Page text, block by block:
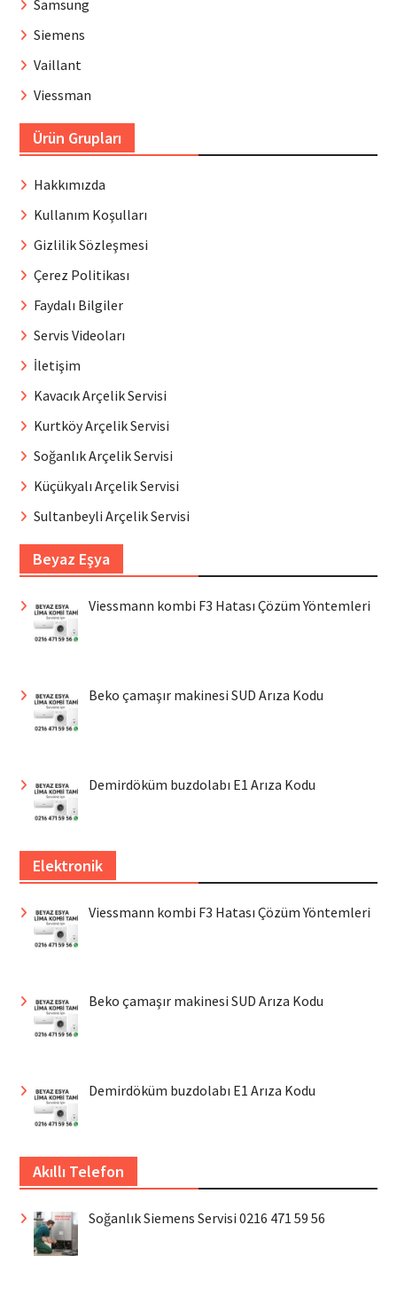
Samsung
Siemens
Vaillant
Viessman
Ürün Grupları
Hakkımızda
Kullanım Koşulları
Gizlilik Sözleşmesi
Çerez Politikası
Faydalı Bilgiler
Servis Videoları
İletişim
Kavacık Arçelik Servisi
Kurtköy Arçelik Servisi
Soğanlık Arçelik Servisi
Küçükyalı Arçelik Servisi
Sultanbeyli Arçelik Servisi
Beyaz Eşya
Viessmann kombi F3 Hatası Çözüm Yöntemleri
Beko çamaşır makinesi SUD Arıza Kodu
Demirdöküm buzdolabı E1 Arıza Kodu
Elektronik
Viessmann kombi F3 Hatası Çözüm Yöntemleri
Beko çamaşır makinesi SUD Arıza Kodu
Demirdöküm buzdolabı E1 Arıza Kodu
Akıllı Telefon
Soğanlık Siemens Servisi 0216 471 59 56